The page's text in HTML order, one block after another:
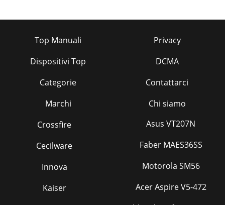
Top Manuali
Dispositivi Top
Categorie
Marchi
Privacy
DCMA
Contattarci
Chi siamo
Crossfire
Cecilware
Innova
Kaiser
Asus VT207N
Faber MAES36SS
Motorola SM56
Acer Aspire V5-472